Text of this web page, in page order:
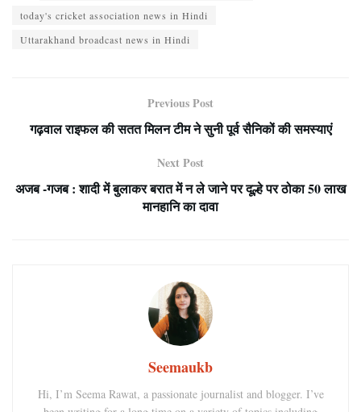
today's cricket association news in Hindi
Uttarakhand broadcast news in Hindi
Previous Post
गढ़वाल राइफल की सतत मिलन टीम ने सुनी पूर्व सैनिकों की समस्याएं
Next Post
अजब -गजब : शादी में बुलाकर बरात में न ले जाने पर दूल्हे पर ठोका 50 लाख
मानहानि का दावा
Seemaukb
Hi, I’m Seema Rawat, a passionate journalist and blogger. I’ve